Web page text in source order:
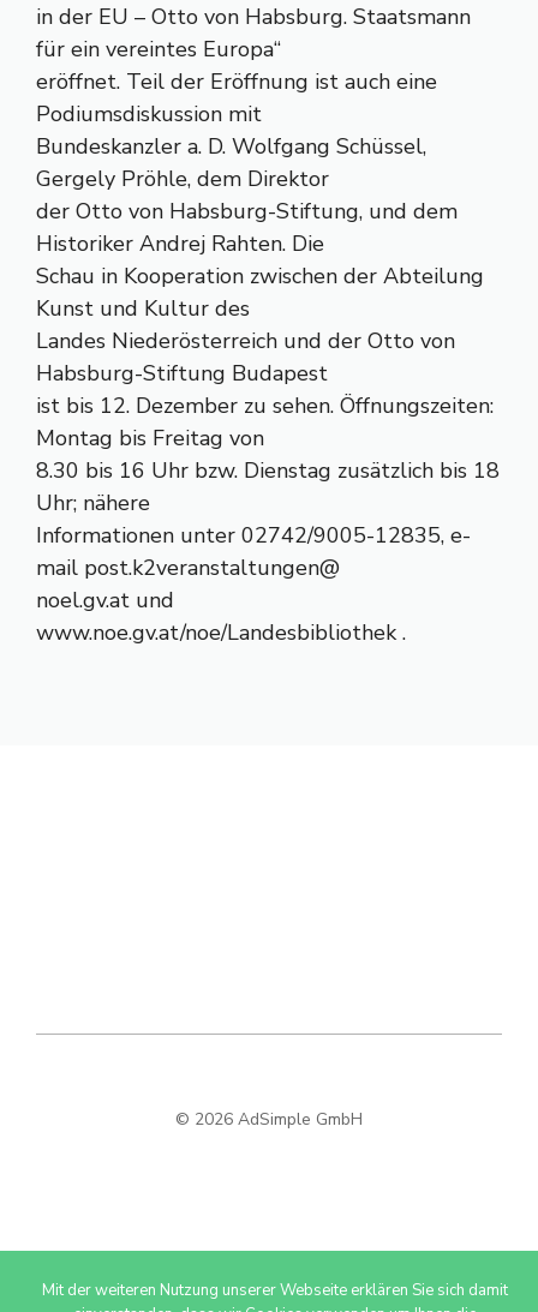
in der EU – Otto von Habsburg. Staatsmann
für ein vereintes Europa“
eröffnet. Teil der Eröffnung ist auch eine
Podiumsdiskussion mit
Bundeskanzler a. D. Wolfgang Schüssel,
Gergely Pröhle, dem Direktor
der Otto von Habsburg-Stiftung, und dem
Historiker Andrej Rahten. Die
Schau in Kooperation zwischen der Abteilung
Kunst und Kultur des
Landes Niederösterreich und der Otto von
Habsburg-Stiftung Budapest
ist bis 12. Dezember zu sehen. Öffnungszeiten:
Montag bis Freitag von
8.30 bis 16 Uhr bzw. Dienstag zusätzlich bis 18
Uhr; nähere
Informationen unter 02742/9005-12835, e-
mail post.k2veranstaltungen@
noel.gv.at und
www.noe.gv.at/noe/Landesbibliothek .
© 2026 AdSimple GmbH
Mit der weiteren Nutzung unserer Webseite erklären Sie sich damit